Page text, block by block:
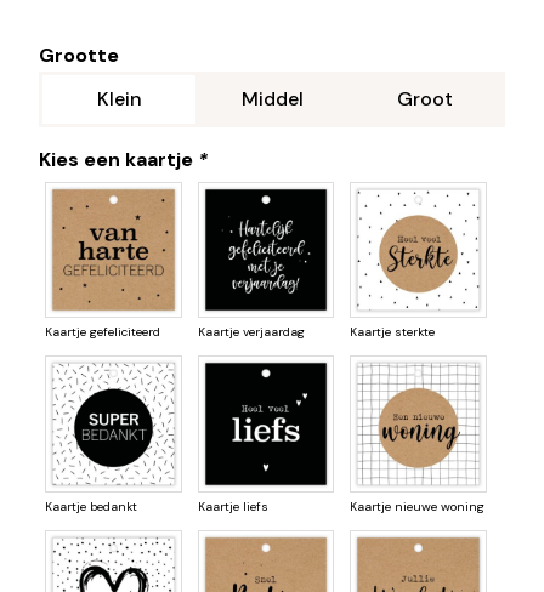
Grootte
Klein
Middel Groot
Kies een kaartje *
Kaartje gefeliciteerd Kaartje verjaardag Kaartje sterkte
Kaartje bedankt Kaartje liefs Kaartje nieuwe woning